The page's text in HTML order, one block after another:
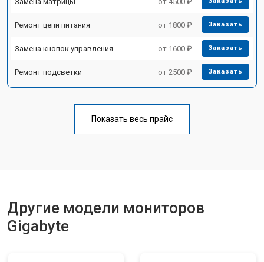
Ремонт цепи питания от 1800 ₽ Заказать
Замена кнопок управления от 1600 ₽ Заказать
Ремонт подсветки от 2500 ₽ Заказать
Показать весь прайс
Другие модели мониторов
Gigabyte